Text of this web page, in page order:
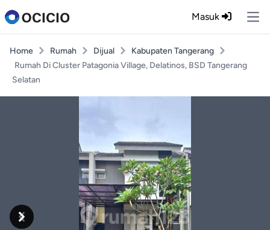
Masuk
Home Rumah Dijual
Kabupaten Tangerang
Rumah Di Cluster Patagonia Village, Delatinos, BSD Tangerang
Selatan
Previous
Next